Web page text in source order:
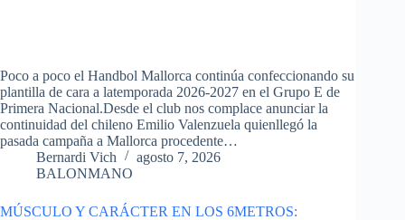
Poco a poco el Handbol Mallorca continúa confeccionando su
plantilla de cara a latemporada 2026-2027 en el Grupo E de
Primera Nacional.Desde el club nos complace anunciar la
continuidad del chileno Emilio Valenzuela quienllegó la
pasada campaña a Mallorca procedente…
Bernardi Vich
agosto 7, 2026
BALONMANO
MÚSCULO Y CARÁCTER EN LOS 6METROS: